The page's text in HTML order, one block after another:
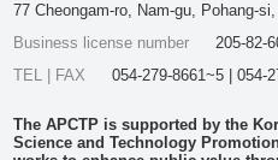
77 Cheongam-ro, Nam-gu, Pohang-
Business license number
205-82-
TEL | FAX
054-279-8661~5 | 054-
The APCTP is supported by the
Science and Technology